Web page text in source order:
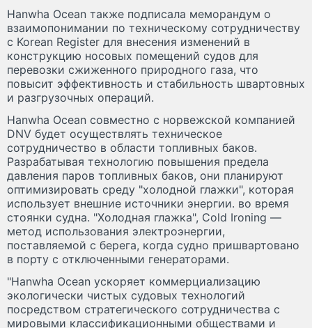
Hanwha Ocean также подписала меморандум о
взаимопонимании по техническому сотрудничеству
с Korean Register для внесения изменений в
конструкцию носовых помещений судов для
перевозки сжиженного природного газа, что
повысит эффективность и стабильность швартовных
и разгрузочных операций.
Hanwha Ocean совместно с норвежской компанией
DNV будет осуществлять техническое
сотрудничество в области топливных баков.
Разрабатывая технологию повышения предела
давления паров топливных баков, они планируют
оптимизировать среду "холодной глажки", которая
использует внешние источники энергии. во время
стоянки судна. "Холодная глажка", Cold Ironing —
метод использования электроэнергии,
поставляемой с берега, когда судно пришвартовано
в порту с отключенными генераторами.
"Hanwha Ocean ускоряет коммерциализацию
экологически чистых судовых технологий
посредством стратегического сотрудничества с
мировыми классификационными обществами и